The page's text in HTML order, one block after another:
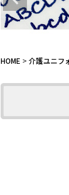
HOME 介護ユニフ